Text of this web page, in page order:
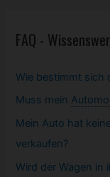
FAQ -
Wie bestimmt sich
Muss mein
Mein Auto hat
verkaufen?
Wird der Wagen in